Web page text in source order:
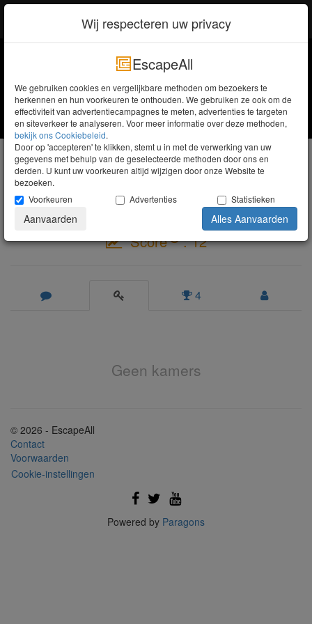
EscapeAll Inloggen
nikos koukos
Newbie
Score : 12
4
Geen kamers
© 2026 - EscapeAll
Contact
Voorwaarden
Cookie-instellingen
Powered by Paragons
Wij respecteren uw privacy
EscapeAll
We gebruiken cookies en vergelijkbare methoden om bezoekers te
herkennen en hun voorkeuren te onthouden. We gebruiken ze ook om de
effectiviteit van advertentiecampagnes te meten, advertenties te targeten
en siteverkeer te analyseren. Voor meer informatie over deze methoden,
bekijk ons ​​Cookiebeleid.
Door op 'accepteren' te klikken, stemt u in met de verwerking van uw
gegevens met behulp van de geselecteerde methoden door ons en
derden. U kunt uw voorkeuren altijd wijzigen door onze Website te
bezoeken.
Voorkeuren
Advertenties Statistieken
Aanvaarden Alles Aanvaarden